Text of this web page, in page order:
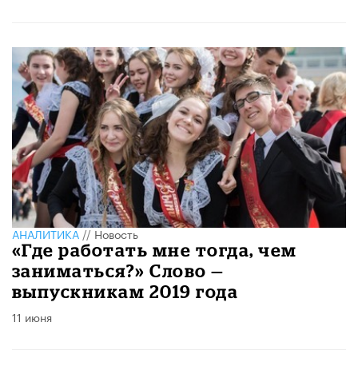
АНАЛИТИКА//Новость
«Где работать мне тогда, чем
заниматься?» Слово —
выпускникам 2019 года
11 июня